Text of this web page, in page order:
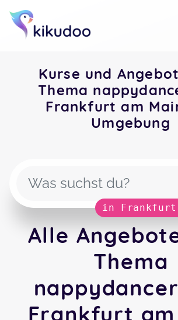
Kurse und
Thema
Frankfurt am
Umgebung
in Frankfurt
Alle
Thema
Frankfurt am